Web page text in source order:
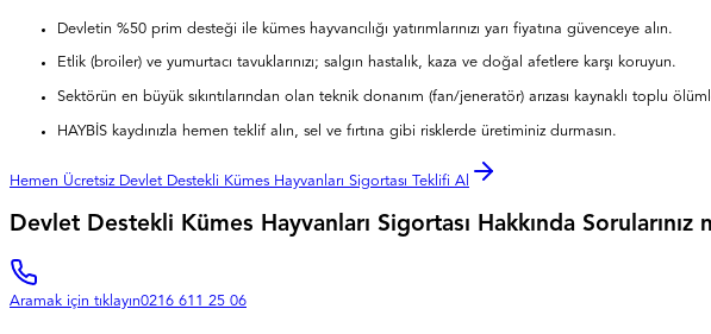
Devletin %50 prim desteği ile kümes hayvancılığı yatırımlarınızı yarı fiyatına güvenceye alın.
Etlik (broiler) ve yumurtacı tavuklarınızı; salgın hastalık, kaza ve doğal afetlere karşı koruyun.
Sektörün en büyük sıkıntılarından olan teknik donanım (fan/jeneratör) arızası kaynaklı toplu
HAYBİS kaydınızla hemen teklif alın, sel ve fırtına gibi risklerde üretiminiz durmasın.
Hemen Ücretsiz Devlet Destekli Kümes Hayvanları Sigortası Teklifi Al
Devlet Destekli Kümes Hayvanları Sigortası Hakkında Sorularınız
Aramak için tıklayın0216 611 25 06